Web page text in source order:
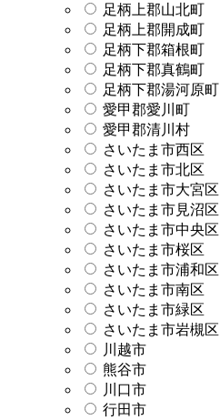
足柄上郡山北町
足柄上郡開成町
足柄下郡箱根町
足柄下郡真鶴町
足柄下郡湯河原町
愛甲郡愛川町
愛甲郡清川村
さいたま市西区
さいたま市北区
さいたま市大宮区
さいたま市見沼区
さいたま市中央区
さいたま市桜区
さいたま市浦和区
さいたま市南区
さいたま市緑区
さいたま市岩槻区
川越市
熊谷市
川口市
行田市